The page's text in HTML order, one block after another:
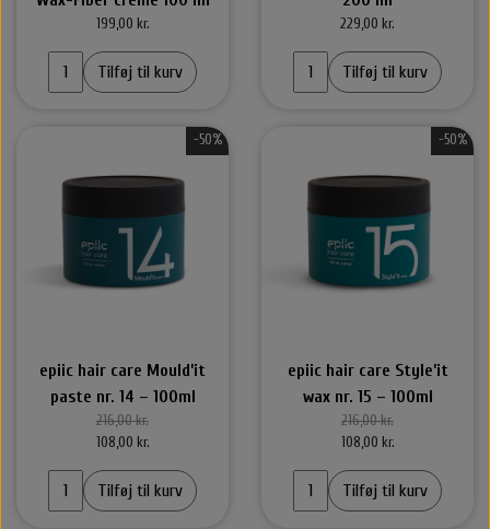
199,00 kr.
Tilføj til kurv
229,00 kr.
Tilføj til kurv
-50%
epiic hair care Mould’it
paste nr. 14 – 100ml
216,00 kr.
108,00 kr.
Tilføj til kurv
-50%
epiic hair care Style’it
wax nr. 15 – 100ml
216,00 kr.
108,00 kr.
Tilføj til kurv